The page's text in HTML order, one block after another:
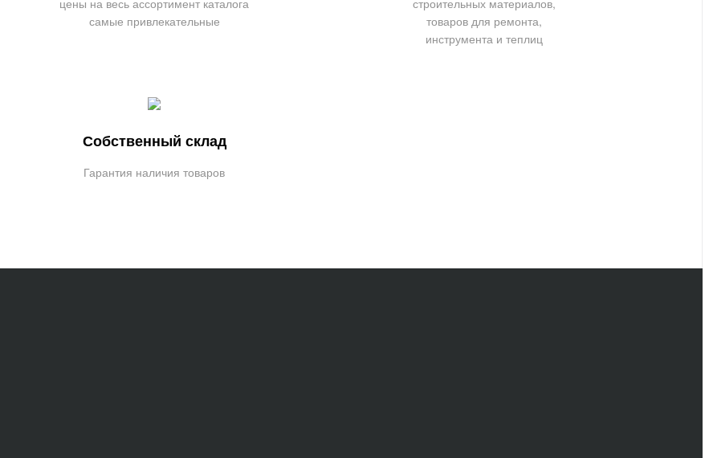
цены на весь ассортимент каталога
самые привлекательные
строительных материалов,
товаров для ремонта,
инструмента и теплиц
Собственный склад
Гарантия наличия товаров